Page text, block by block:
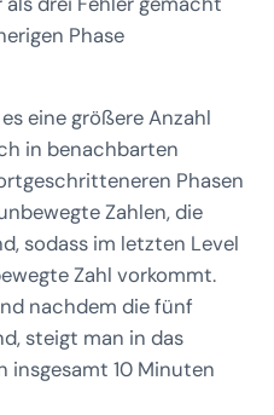
Phase
eine größere Anzahl
in benachbarten
Phasen
Zahlen, die
sodass im letzten Level
Zahl vorkommt.
nachdem die fünf
steigt man in das
insgesamt 10 Minuten